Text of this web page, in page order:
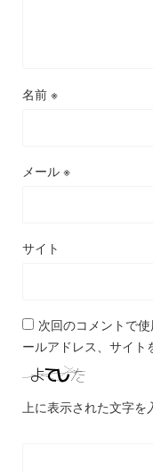
名前 ※
メール ※
サイト
次回のコメントで
ールアドレス、サイト
上に表示された文字を